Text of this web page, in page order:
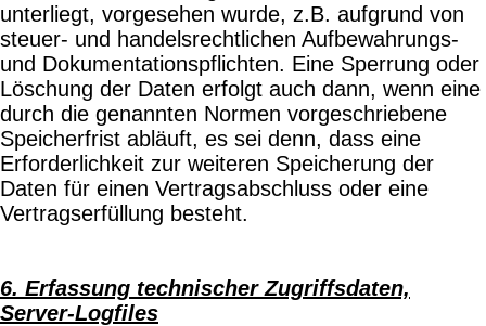
unterliegt, vorgesehen wurde, z.B. aufgrund von
steuer- und handelsrechtlichen Aufbewahrungs-
und Dokumentationspflichten. Eine Sperrung oder
Löschung der Daten erfolgt auch dann, wenn eine
durch die genannten Normen vorgeschriebene
Speicherfrist abläuft, es sei denn, dass eine
Erforderlichkeit zur weiteren Speicherung der
Daten für einen Vertragsabschluss oder eine
Vertragserfüllung besteht.
6. Erfassung technischer Zugriffsdaten,
Server-Logfiles